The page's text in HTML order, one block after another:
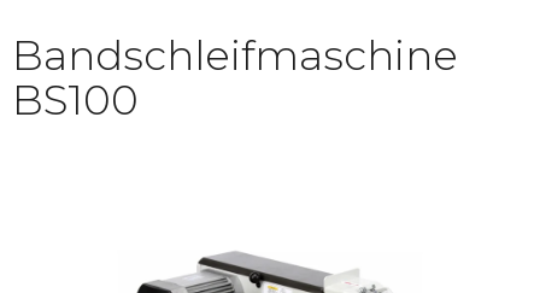
Bandschleifmaschine
BS100